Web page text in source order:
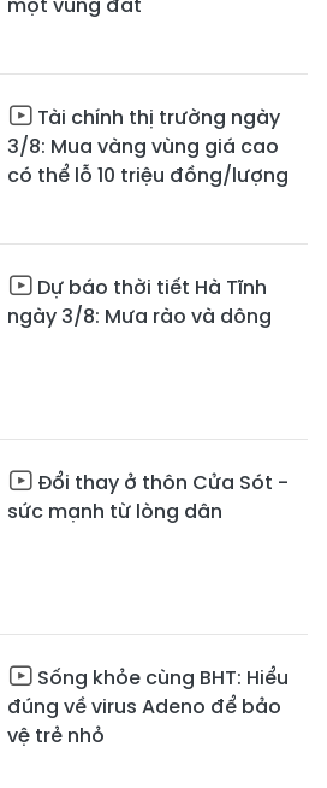
Tài chính thị trường ngày
3/8: Mua vàng vùng giá cao
có thể lỗ 10 triệu đồng/lượng
Dự báo thời tiết Hà Tĩnh
ngày 3/8: Mưa rào và dông
Đổi thay ở thôn Cửa Sót -
sức mạnh từ lòng dân
Sống khỏe cùng BHT: Hiểu
đúng về virus Adeno để bảo
vệ trẻ nhỏ